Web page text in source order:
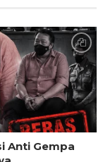
Anti Gempa